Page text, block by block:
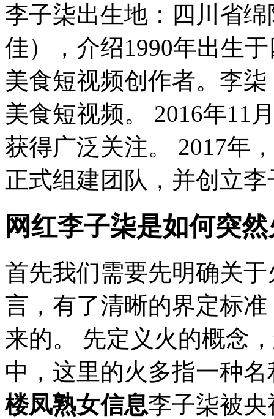
李子柒出生地：四川省
佳），介绍1990年出生
美食短视频创作者。李
美食短视频。 2016年11
获得广泛关注。 2017年，
正式组建团队，并创立李
网红李子柒是如何突
首先我们需要先明确关
言，有了清晰的界定标
来的。 先定义火的概念
中，这里的火多指一种
楼凤熟女信息李子柒被